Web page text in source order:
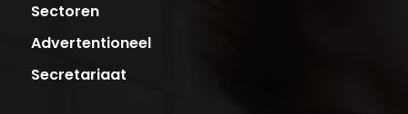
Sectoren
Advertentioneel
Secretariaat